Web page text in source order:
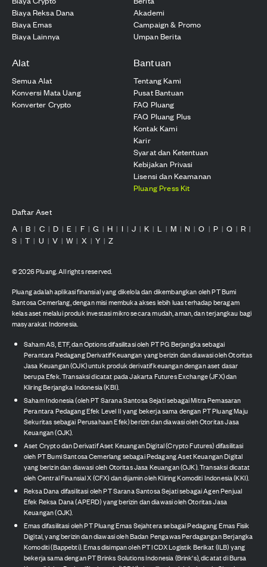
Biaya Reksa Dana
Biaya Emas
Biaya Lainnya
Akademi
Campaign & Promo
Umpan Berita
Alat
Semua Alat
Konversi Mata Uang
Konverter Crypto
Bantuan
Tentang Kami
Pusat Bantuan
FAQ Pluang
FAQ Pluang Plus
Kontak Kami
Karir
Syarat dan Ketentuan
Kebijakan Privasi
Lisensi dan Keamanan
Pluang Press Kit
Daftar Aset
A | B | C | D | E | F | G | H | I | J | K | L | M | N | O | P | Q | R |
S | T | U | V | W | X | Y | Z
©2026Pluang. All rights reserved.
Pluang adalah aplikasi finansial yang dikelola dan dikembangkan oleh PT Bumi
Santosa Cemerlang, dengan misi membuka akses lebih luas terhadap beragam
kelas aset melalui produk investasi mikro secara mudah, aman, dan terjangkau bagi
masyarakat Indonesia.
Saham AS, ETF, dan Options difasilitasi oleh PT PG Berjangka sebagai
Perantara Pedagang Derivatif Keuangan yang berizin dan diawasi oleh Otoritas
Jasa Keuangan (OJK) untuk produk derivatif keuangan dengan aset dasar
berupa Efek. Transaksi dicatat pada Jakarta Futures Exchange (JFX) dan
Kliring Berjangka Indonesia (KBI).
Saham Indonesia (oleh PT Sarana Santosa Sejati sebagai Mitra Pemasaran
Perantara Pedagang Efek Level II yang bekerja sama dengan PT Pluang Maju
Sekuritas sebagai Perusahaan Efek) berizin dan diawasi oleh Otoritas Jasa
Keuangan (OJK).
Aset Crypto dan Derivatif Aset Keuangan Digital (Crypto Futures) difasilitasi
oleh PT Bumi Santosa Cemerlang sebagai Pedagang Aset Keuangan Digital
yang berizin dan diawasi oleh Otoritas Jasa Keuangan (OJK). Transaksi dicatat
oleh Central Finansial X (CFX) dan dijamin oleh Kliring Komoditi Indonesia (KKI).
Reksa Dana difasilitasi oleh PT Sarana Santosa Sejati sebagai Agen Penjual
Efek Reksa Dana (APERD) yang berizin dan diawasi oleh Otoritas Jasa
Keuangan (OJK).
Emas difasilitasi oleh PT Pluang Emas Sejahtera sebagai Pedagang Emas Fisik
Digital, yang berizin dan diawasi oleh Badan Pengawas Perdagangan Berjangka
Komoditi (Bappebti). Emas disimpan oleh PT ICDX Logistik Berikat (ILB) yang
bekerja sama dengan PT Brinks Solutions Indonesia (Brink's), dicatat di Bursa